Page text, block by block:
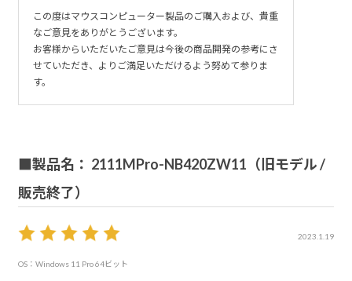
この度はマウスコンピューター製品のご購入および、貴重
なご意見をありがとうございます。
お客様からいただいたご意見は今後の商品開発の参考にさ
せていただき、よりご満足いただけるよう努めて参りま
す。
■製品名： 2111MPro-NB420ZW11（旧モデル /
販売終了）
2023.1.19
OS：Windows 11 Pro 64ビット